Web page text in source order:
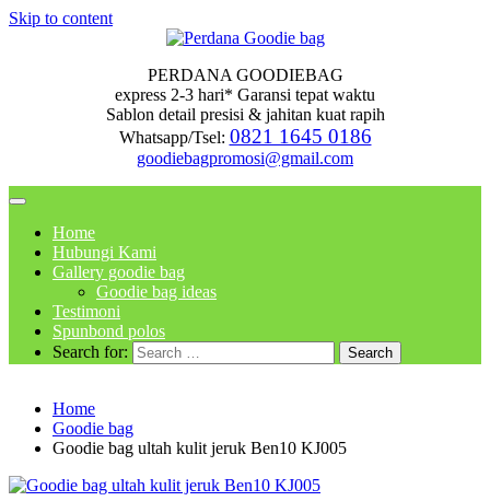
Skip to content
PERDANA GOODIEBAG
express 2-3 hari* Garansi tepat waktu
Sablon detail presisi & jahitan kuat rapih
Whatsapp/Tsel: 0821 1645 0186
goodiebagpromosi@gmail.com
Home
Hubungi Kami
Gallery goodie bag
Goodie bag ideas
Testimoni
Spunbond polos
Search for:
Home
Goodie bag
Goodie bag ultah kulit jeruk Ben10 KJ005